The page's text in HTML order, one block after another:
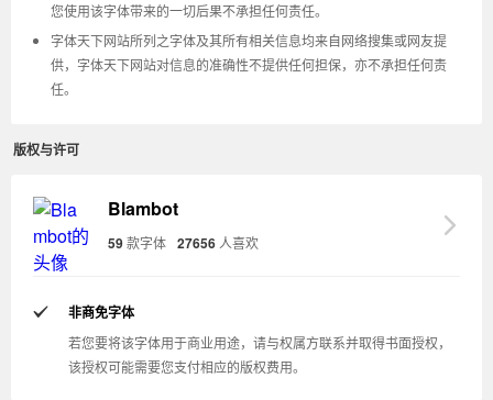
您使用该字体带来的一切后果不承担任何责任。
字体天下网站所列之字体及其所有相关信息均来自网络搜集或网友提
供，字体天下网站对信息的准确性不提供任何担保，亦不承担任何责
任。
版权与许可
Blambot
59款字体 27656 人喜欢
非商免字体
若您要将该字体用于商业用途，请与权属方联系并取得书面授权，
该授权可能需要您支付相应的版权费用。